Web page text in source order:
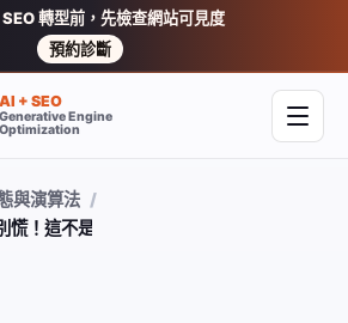
轉型前，先檢查網站可見度
預約診斷
AI + SEO
Generative Engine
Optimization
開啟
與演算法
慌！這不是演算法更新，而是 Caffeine 索引